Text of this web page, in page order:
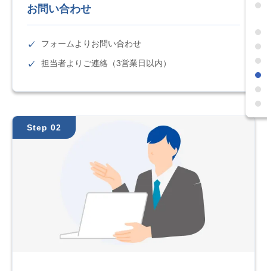
お問い合わせ
フォームよりお問い合わせ
担当者よりご連絡（3営業日以内）
Step 02